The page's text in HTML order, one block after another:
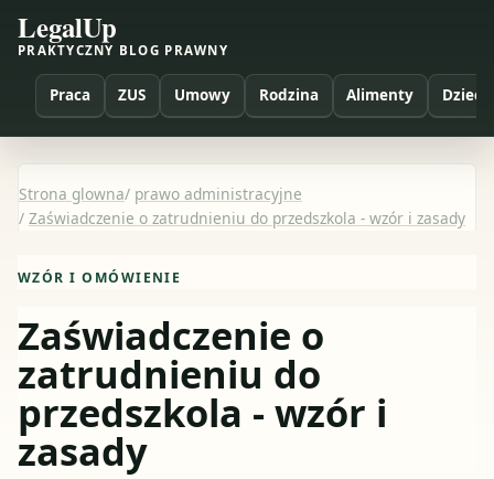
LegalUp
PRAKTYCZNY BLOG PRAWNY
Praca ZUS Umowy Rodzina Alimenty Dzieci
Strona glowna/ prawo administracyjne
/ Zaświadczenie o zatrudnieniu do przedszkola - wzór i zasady
WZÓR I OMÓWIENIE
Zaświadczenie o
zatrudnieniu do
przedszkola - wzór i
zasady